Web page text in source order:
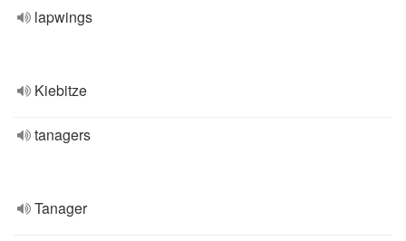
lapwings
Kiebitze
tanagers
Tanager